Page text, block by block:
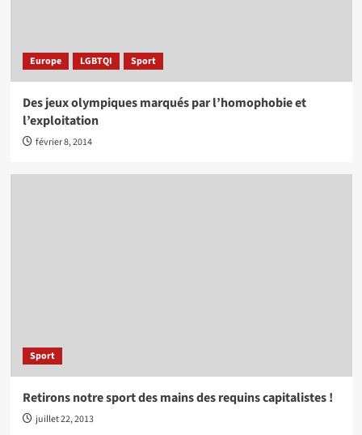
Europe LGBTQI Sport
Des jeux olympiques marqués par l’homophobie et
l’exploitation
février 8, 2014
Sport
Retirons notre sport des mains des requins capitalistes !
juillet 22, 2013